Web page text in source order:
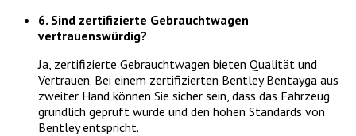
6. Sind zertifizierte Gebrauchtwagen
vertrauenswürdig?
Ja, zertifizierte Gebrauchtwagen bieten Qualität und
Vertrauen. Bei einem zertifizierten Bentley Bentayga aus
zweiter Hand können Sie sicher sein, dass das Fahrzeug
gründlich geprüft wurde und den hohen Standards von
Bentley entspricht.